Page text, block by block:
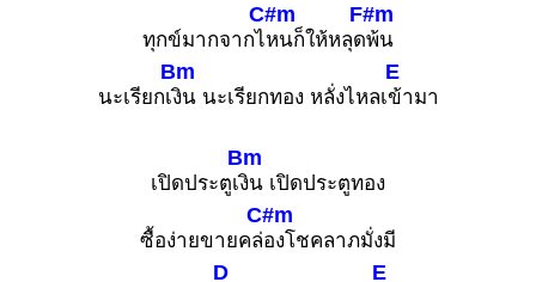
ทุกข์มากจากไ
C#m
หนก็ให้หลุด
F#m
พ้น
นะเรียกเ
Bm
งิน นะเรียกทอง หลั่งไหลเ
E
ข้ามา
เปิดประตูเ
Bm
งิน เปิดประตูทอง
ซื้อง่ายขายคล่
C#m
องโชคลาภมั่งมี
D E